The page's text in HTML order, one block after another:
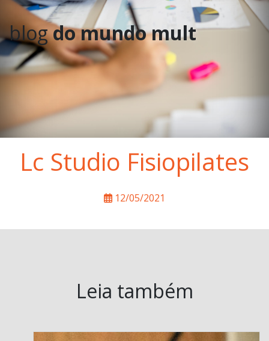
blogdo mundo mult
Lc Studio Fisiopilates
12/05/2021
Leia também